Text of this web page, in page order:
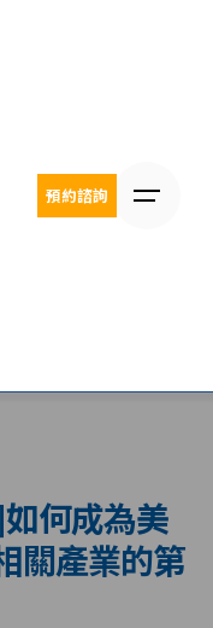
預約諮詢
何成為美
關產業的第